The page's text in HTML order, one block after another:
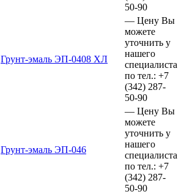
50-90
Грунт-эмаль ЭП-0408 ХЛ
— Цену Вы
можете
уточнить у
нашего
специалиста
по тел.: +7
(342) 287-
50-90
Грунт-эмаль ЭП-046
— Цену Вы
можете
уточнить у
нашего
специалиста
по тел.: +7
(342) 287-
50-90